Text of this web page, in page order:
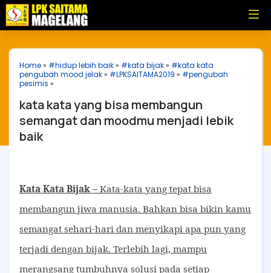
Home» #hidup lebih baik» #kata bijak» #kata kata
pengubah mood jelak» #LPKSAITAMA2019 » #pengubah
pesimis »
kata kata yang bisa membangun
semangat dan moodmu menjadi lebik
baik
Kata Kata Bijak – Kata-kata yang tepat bisa
membangun jiwa manusia. Bahkan bisa bikin kamu
semangat sehari-hari dan menyikapi apa pun yang
terjadi dengan bijak. Terlebih lagi, mampu
merangsang tumbuhnya solusi pada setiap